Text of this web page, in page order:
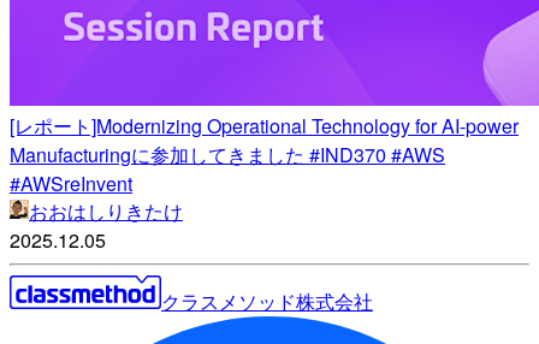
[レポート]Modernizing Operational Technology for AI-power
Manufacturingに参加してきました #IND370 #AWS
#AWSreInvent
おおはしりきたけ
2025.12.05
クラスメソッド株式会社